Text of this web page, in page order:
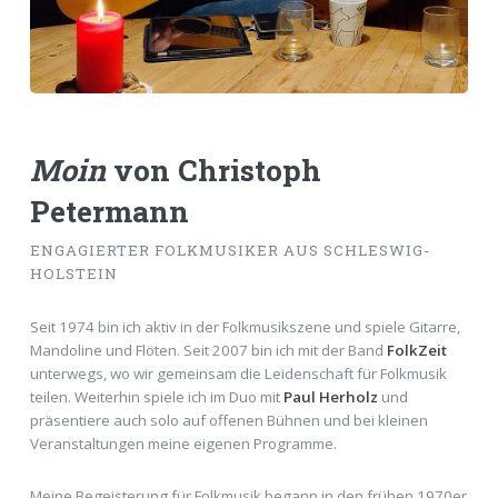
Moinvon Christoph
Petermann
ENGAGIERTER FOLKMUSIKER AUS SCHLESWIG-
HOLSTEIN
Seit 1974 bin ich aktiv in der Folkmusikszene und spiele Gitarre,
Mandoline und Flöten. Seit 2007 bin ich mit der Band FolkZeit
unterwegs, wo wir gemeinsam die Leidenschaft für Folkmusik
teilen. Weiterhin spiele ich im Duo mit Paul Herholz und
präsentiere auch solo auf offenen Bühnen und bei kleinen
Veranstaltungen meine eigenen Programme.